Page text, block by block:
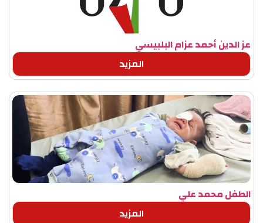
عز الدين أحمد عزام البلبيسي
المزيد
الطفل محمد علي
المزيد